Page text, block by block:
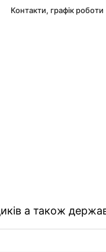
Контакти, графік роботи
а також